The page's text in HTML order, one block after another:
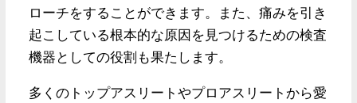
ローチをすることができます。また、痛みを引き
起こしている根本的な原因を見つけるための検査
機器としての役割も果たします。
多くのトップアスリートやプロアスリートから愛